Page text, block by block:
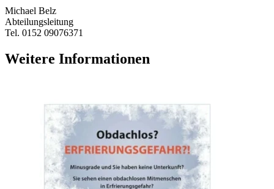
Michael Belz
Abteilungsleitung
Tel. 0152 09076371
Weitere Informationen